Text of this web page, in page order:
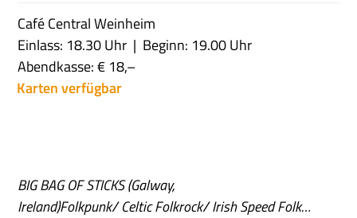
Café Central Weinheim
Einlass: 18.30 Uhr
Beginn: 19.00 Uhr
Abendkasse: € 18,–
Karten verfügbar
BIG BAG OF STICKS (Galway,
Ireland)Folkpunk/ Celtic Folkrock/ Irish Speed Folk…